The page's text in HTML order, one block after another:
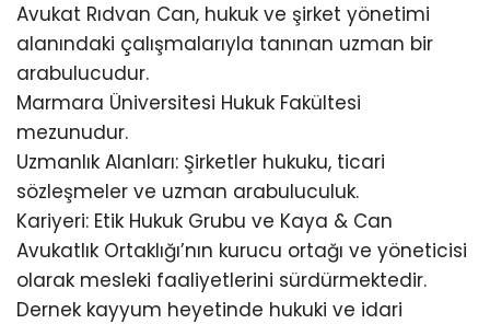
Avukat Rıdvan Can, hukuk ve şirket yönetimi
alanındaki çalışmalarıyla tanınan uzman bir
arabulucudur.
Marmara Üniversitesi Hukuk Fakültesi
mezunudur.
Uzmanlık Alanları: Şirketler hukuku, ticari
sözleşmeler ve uzman arabuluculuk.
Kariyeri: Etik Hukuk Grubu ve Kaya & Can
Avukatlık Ortaklığı’nın kurucu ortağı ve yöneticisi
olarak mesleki faaliyetlerini sürdürmektedir.
Dernek kayyum heyetinde hukuki ve idari